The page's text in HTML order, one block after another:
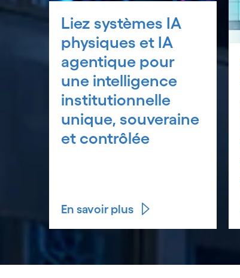
Liez systèmes IA
physiques et IA
agentique pour
une intelligence
institutionnelle
unique, souveraine
et contrôlée
En savoir plus